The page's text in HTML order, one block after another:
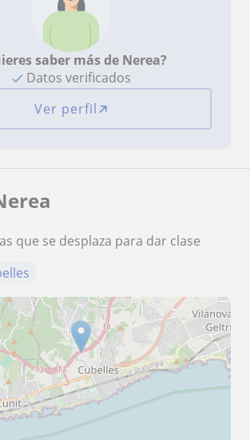
saber más de Nerea?
Datos verificados
Ver perfil
que se desplaza para dar clase